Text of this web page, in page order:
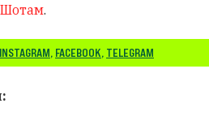
Шотам.
INSTAGRAM, FACEBOOK, TELEGRAM